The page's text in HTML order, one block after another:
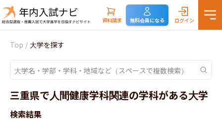
資料請求 無料会員になる ログイン
Top / 大学を探す
三重県で人間健康学科関連の学科がある大学
検索結果